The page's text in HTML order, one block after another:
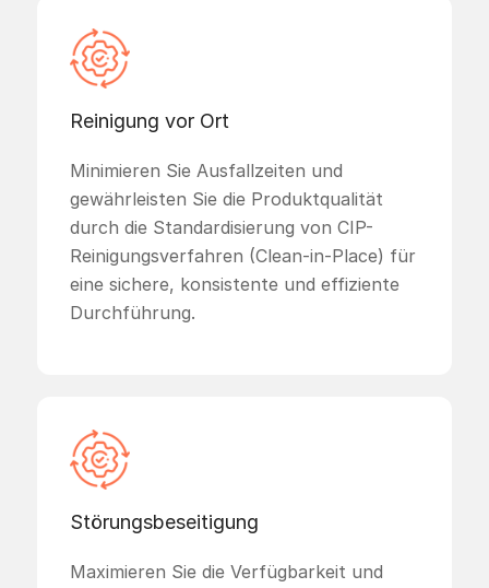
Reinigung vor Ort
Minimieren Sie Ausfallzeiten und
gewährleisten Sie die Produktqualität
durch die Standardisierung von CIP-
Reinigungsverfahren (Clean-in-Place) für
eine sichere, konsistente und effiziente
Durchführung.
Störungsbeseitigung
Maximieren Sie die Verfügbarkeit und